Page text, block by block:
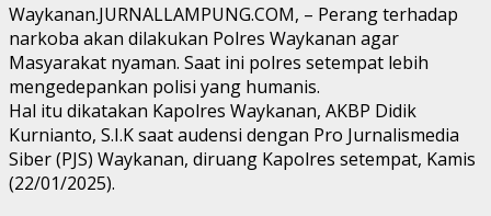
Waykanan.JURNALLAMPUNG.COM, – Perang terhadap
narkoba akan dilakukan Polres Waykanan agar
Masyarakat nyaman. Saat ini polres setempat lebih
mengedepankan polisi yang humanis.
Hal itu dikatakan Kapolres Waykanan, AKBP Didik
Kurnianto, S.I.K saat audensi dengan Pro Jurnalismedia
Siber (PJS) Waykanan, diruang Kapolres setempat, Kamis
(22/01/2025).